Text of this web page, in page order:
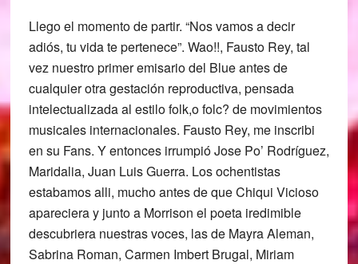
Llego el momento de partir. “Nos vamos a decir
adiós, tu vida te pertenece”. Wao!!, Fausto Rey, tal
vez nuestro primer emisario del Blue antes de
cualquier otra gestación reproductiva, pensada
intelectualizada al estilo folk,o folc? de movimientos
musicales internacionales. Fausto Rey, me inscribi
en su Fans. Y entonces irrumpió Jose Po’ Rodríguez,
Maridalia, Juan Luis Guerra. Los ochentistas
estabamos alli, mucho antes de que Chiqui Vicioso
apareciera y junto a Morrison el poeta iredimible
descubriera nuestras voces, las de Mayra Aleman,
Sabrina Roman, Carmen Imbert Brugal, Miriam